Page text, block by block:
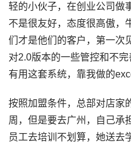
轻的小伙子，在创业公司做
不是很友好，态度很高傲，
们才是他们的客户，第一次
对2.0版本的一些管控和不
有用这套系统，靠我做的
按照加盟条件，总部对店家
周，但是要去广州，自己承
员工去培训不划算，她送去